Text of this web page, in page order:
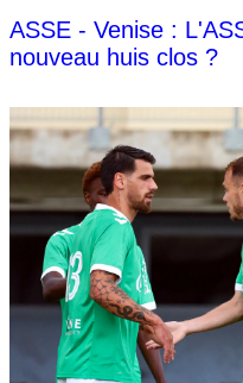
ASSE - Venise :
nouveau huis clos ?